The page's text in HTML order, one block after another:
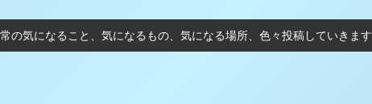
の気になること、気になるもの、気になる場所、色々投稿していきます